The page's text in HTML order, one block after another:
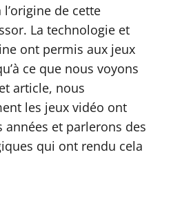
de cette
La technologie et
ont permis aux jeux
ce que nous voyons
article, nous
les jeux vidéo ont
années et parlerons des
qui ont rendu cela